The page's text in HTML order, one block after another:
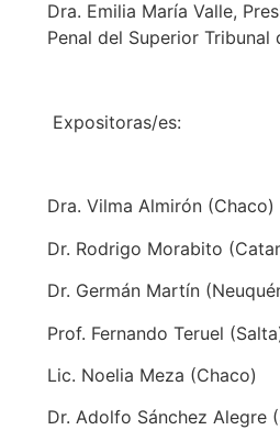
Dra. Emilia María Valle,
Penal del Superior
Expositoras/es:
Dra. Vilma Almirón (Chaco)
Dr. Rodrigo Morabito
Dr. Germán Martín
Prof. Fernando Teruel
Lic. Noelia Meza (Chaco)
Dr. Adolfo Sánchez Alegre